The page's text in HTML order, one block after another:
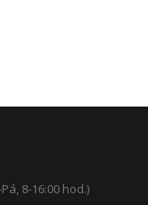
8-16:00 hod.)